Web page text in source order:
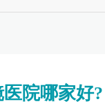
院哪家好?